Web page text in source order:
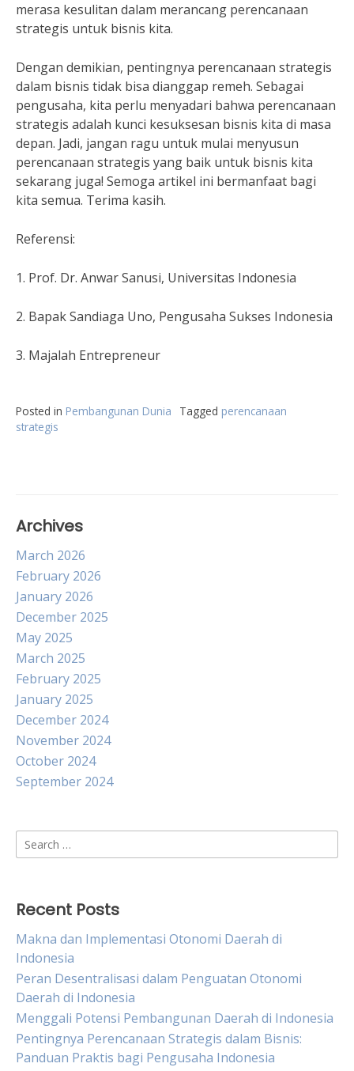
merasa kesulitan dalam merancang perencanaan
strategis untuk bisnis kita.
Dengan demikian, pentingnya perencanaan strategis
dalam bisnis tidak bisa dianggap remeh. Sebagai
pengusaha, kita perlu menyadari bahwa perencanaan
strategis adalah kunci kesuksesan bisnis kita di masa
depan. Jadi, jangan ragu untuk mulai menyusun
perencanaan strategis yang baik untuk bisnis kita
sekarang juga! Semoga artikel ini bermanfaat bagi
kita semua. Terima kasih.
Referensi:
1. Prof. Dr. Anwar Sanusi, Universitas Indonesia
2. Bapak Sandiaga Uno, Pengusaha Sukses Indonesia
3. Majalah Entrepreneur
Posted in Pembangunan Dunia Tagged perencanaan
strategis
Archives
March 2026
February 2026
January 2026
December 2025
May 2025
March 2025
February 2025
January 2025
December 2024
November 2024
October 2024
September 2024
Search
for:
Recent Posts
Makna dan Implementasi Otonomi Daerah di
Indonesia
Peran Desentralisasi dalam Penguatan Otonomi
Daerah di Indonesia
Menggali Potensi Pembangunan Daerah di Indonesia
Pentingnya Perencanaan Strategis dalam Bisnis:
Panduan Praktis bagi Pengusaha Indonesia